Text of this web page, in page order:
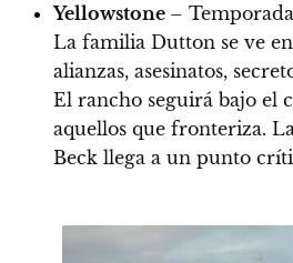
Yellowstone –
La familia Dutton se ve
alianzas, asesinatos,
El rancho seguirá bajo el
aquellos que fronteriza.
Beck llega a un punto